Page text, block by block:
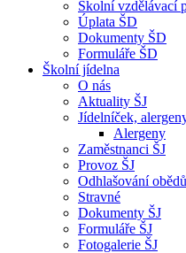
Školní vzdělávací
Úplata ŠD
Dokumenty ŠD
Formuláře ŠD
Školní jídelna
O nás
Aktuality ŠJ
Jídelníček,
Alergeny
Zaměstnanci ŠJ
Provoz ŠJ
Odhlašování
Stravné
Dokumenty ŠJ
Formuláře ŠJ
Fotogalerie ŠJ